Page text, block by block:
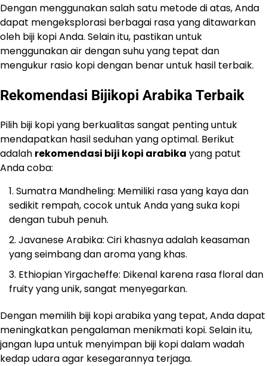
Dengan menggunakan salah satu metode di atas, Anda
dapat mengeksplorasi berbagai rasa yang ditawarkan
oleh biji kopi Anda. Selain itu, pastikan untuk
menggunakan air dengan suhu yang tepat dan
mengukur rasio kopi dengan benar untuk hasil terbaik.
Rekomendasi Bijikopi Arabika Terbaik
Pilih biji kopi yang berkualitas sangat penting untuk
mendapatkan hasil seduhan yang optimal. Berikut
adalah rekomendasi biji kopi arabika yang patut
Anda coba:
Sumatra Mandheling: Memiliki rasa yang kaya dan
sedikit rempah, cocok untuk Anda yang suka kopi
dengan tubuh penuh.
Javanese Arabika: Ciri khasnya adalah keasaman
yang seimbang dan aroma yang khas.
Ethiopian Yirgacheffe: Dikenal karena rasa floral dan
fruity yang unik, sangat menyegarkan.
Dengan memilih biji kopi arabika yang tepat, Anda dapat
meningkatkan pengalaman menikmati kopi. Selain itu,
jangan lupa untuk menyimpan biji kopi dalam wadah
kedap udara agar kesegarannya terjaga.